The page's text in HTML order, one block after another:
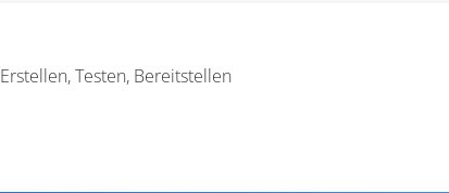
Testen, Bereitstellen